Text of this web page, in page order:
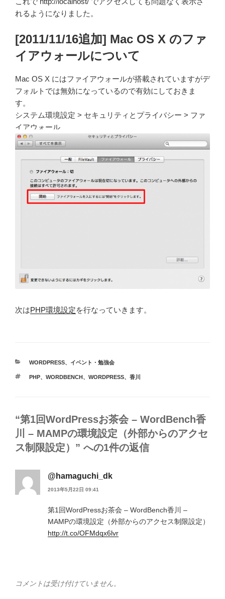
れるようになりました。
[2011/11/16追加] Mac OS X のファ
イアウォールについて
Mac OS X にはファイアウォールが搭載されていますがデ
フォルトでは無効になっているので有効にしておきま
す。
システム環境設定 > セキュリティとプライバシー > ファ
イアウォール
次はPHP環境設定を行なっていきます。
カ
ゴ
WORDPRESS、 イベント・勉強会
タ
PHP、 WORDBENCH、 WORDPRESS、 香川
“第1回WordPressお茶会 – WordBench香
川 – MAMPの環境設定（外部からのアクセ
ス制限設定）” への1件の返信
@hamaguchi_dk
2013年5月22日 09:41
第1回WordPressお茶会 – WordBench香川 –
MAMPの環境設定（外部からのアクセス制限設定）
http://t.co/OFMdqx6lvr
コメントは受け付けていません。